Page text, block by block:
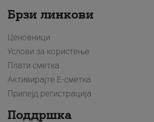
Брзи линкови
Ценовници
Услови за користење
Плати сметка
Активирајте Е-сметка
Припејд регистрација
Поддршка